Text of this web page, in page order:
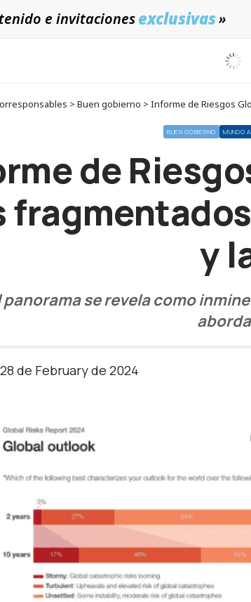
e invitacionesexclusivas»
> Buen gobierno > Informe de Riesgos
BUEN GOBIERNO MUNDO
de
y
se revela como
de February de 2024